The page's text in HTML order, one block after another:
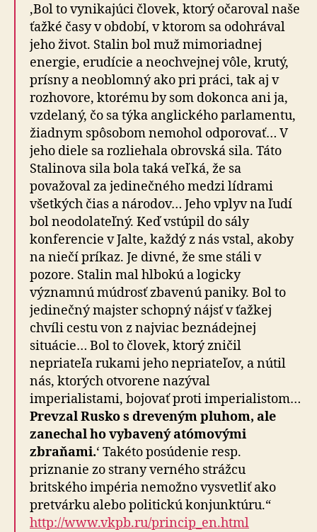
‚Bol to vynikajúci človek, ktorý očaroval naše
ťažké časy v období, v ktorom sa odohrával
jeho život. Stalin bol muž mimoriadnej
energie, erudície a neochvejnej vôle, krutý,
prísny a neoblomný ako pri práci, tak aj v
rozhovore, ktorému by som dokonca ani ja,
vzdelaný, čo sa týka anglického parlamentu,
žiadnym spôsobom nemohol odporovať… V
jeho diele sa rozliehala obrovská sila. Táto
Stalinova sila bola taká veľká, že sa
považoval za jedinečného medzi lídrami
všetkých čias a národov… Jeho vplyv na ľudí
bol neodolateľný. Keď vstúpil do sály
konferencie v Jalte, každý z nás vstal, akoby
na niečí príkaz. Je divné, že sme stáli v
pozore. Stalin mal hlbokú a logicky
významnú múdrosť zbavenú paniky. Bol to
jedinečný majster schopný nájsť v ťažkej
chvíli cestu von z najviac beznádejnej
situácie… Bol to človek, ktorý zničil
nepriateľa rukami jeho nepriateľov, a nútil
nás, ktorých otvorene nazýval
imperialistami, bojovať proti imperialistom…
Prevzal Rusko s dreveným pluhom, ale
zanechal ho vybavený atómovými
zbraňami.‘ Takéto posúdenie resp.
priznanie zo strany verného strážcu
britského impéria nemožno vysvetliť ako
pretvárku alebo politickú konjunktúru.“
http://www.vkpb.ru/princip_en.html